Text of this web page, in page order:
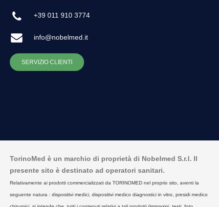
+39 011 910 3774
info@nobelmed.it
SERVIZIO CLIENTI
TorinoMed è un marchio di proprietà di Nobelmed S.r.l. Il
presente sito è destinato ad operatori sanitari.
Relativamente ai prodotti commercializzati da TORINOMED nel proprio sito, aventi la
seguente natura : dispositivi medici, dispositivi medico diagnostici in vitro, presidi medico